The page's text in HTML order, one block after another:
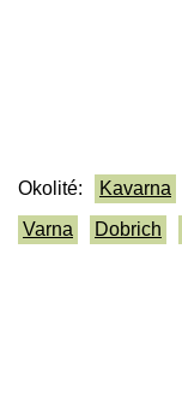
Okolité: Kavarna
Varna
Dobrich